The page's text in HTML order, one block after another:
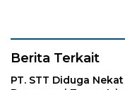
Berita Terkait
PT. STT Diduga Nekat